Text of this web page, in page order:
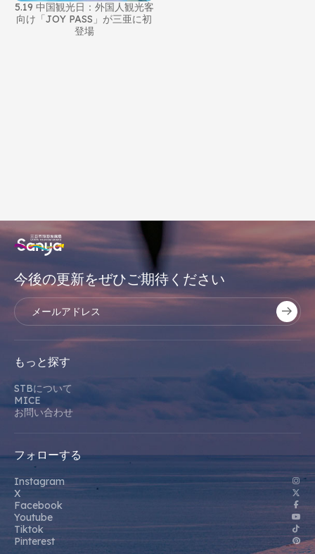
5.19 中国観光日：外国人観光客
向け「JOY PASS」が三亜に初
登場
今後の更新をぜひご期待ください
もっと探す
STBについて
MICE
お問い合わせ
フォローする
Instagram
X
Facebook
Youtube
Tiktok
Pinterest